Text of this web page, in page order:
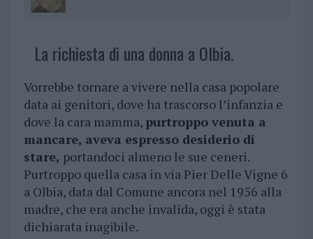
La richiesta di una donna a Olbia.
Vorrebbe tornare a vivere nella casa popolare
data ai genitori, dove ha trascorso l’infanzia e
dove la cara mamma, purtroppo venuta a
mancare, aveva espresso desiderio di
stare, portandoci almeno le sue ceneri.
Purtroppo quella casa in via Pier Delle Vigne 6
a Olbia, data dal Comune ancora nel 1956 alla
madre, che era anche invalida, oggi è stata
dichiarata inagibile.